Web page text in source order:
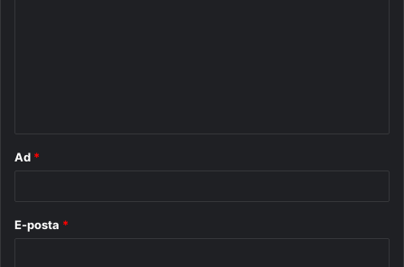
Ad *
E-posta *